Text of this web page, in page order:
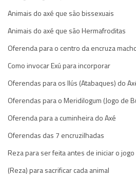
Animais do axé que são bissexuais
Animais do axé que são Hermafroditas
Oferenda para o centro da encruza
Como invocar Exú para incorporar
Oferendas para os Ilús (Atabaques) do
Oferendas para o Meridilogum (Jogo de
Oferenda para a cuminheira do Axé
Oferendas das 7 encruzilhadas
Reza para ser feita antes de iniciar o
(Reza) para sacrificar cada animal